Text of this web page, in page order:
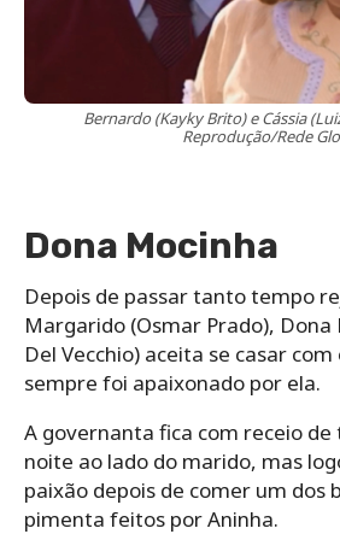
Bernardo (Kayky Brito) e Cássia
Reprodução/Rede
Dona Mocinha
Depois de passar tanto tempo
Margarido (Osmar Prado), Dona
Del Vecchio) aceita se casar
sempre foi apaixonado por ela.
A governanta fica com receio
noite ao lado do marido, mas
paixão depois de comer um dos
pimenta feitos por Aninha.